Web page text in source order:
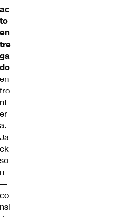
ac
to
en
tre
ga
do
en
fro
nt
er
a.
Ja
ck
so
n
—
co
nsi